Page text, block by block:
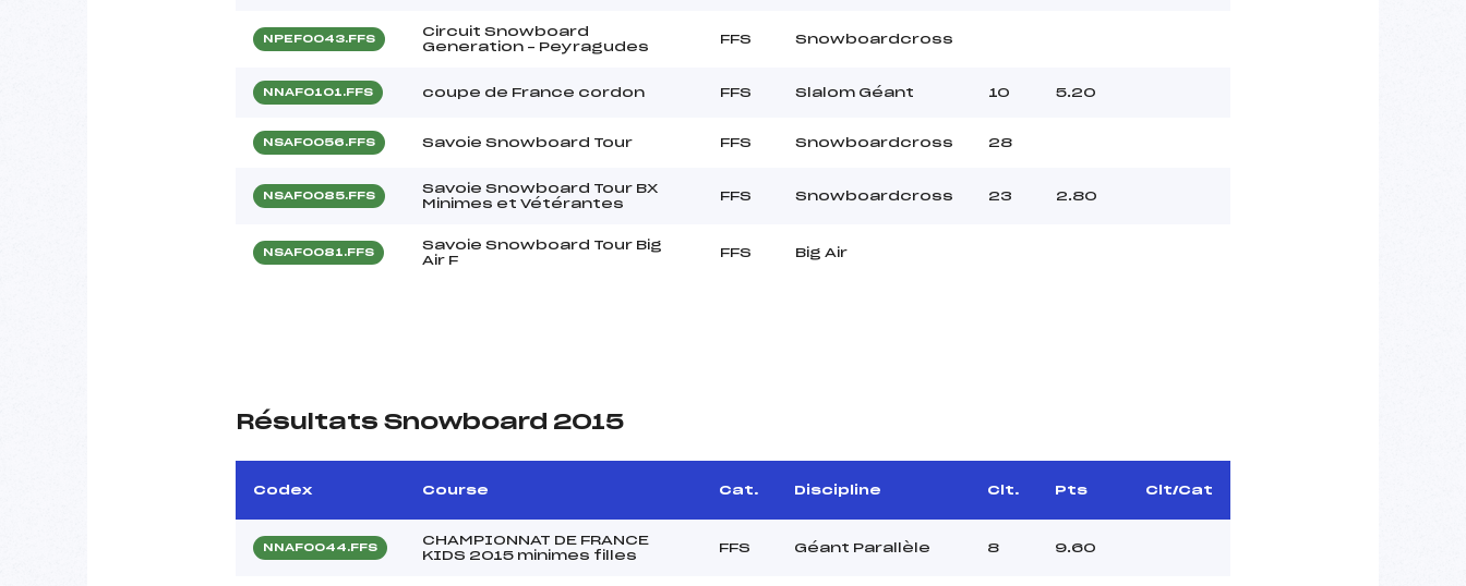
NPEF0043.FFS
Circuit Snowboard
Generation – Peyragudes
FFS Snowboardcross
NNAF0101.FFS coupe de France cordon FFS Slalom Géant 10 5.20
NSAF0056.FFS Savoie Snowboard Tour FFS Snowboardcross 28
NSAF0085.FFS
Savoie Snowboard Tour BX
Minimes et Vétérantes
FFS Snowboardcross 23 2.80
NSAF0081.FFS
Savoie Snowboard Tour Big
Air F
FFS Big Air
Résultats Snowboard 2015
Codex Course Cat. Discipline Clt. Pts Clt/Cat
NNAF0044.FFS
CHAMPIONNAT DE FRANCE
KIDS 2015 minimes filles
FFS Géant Parallèle 8 9.60